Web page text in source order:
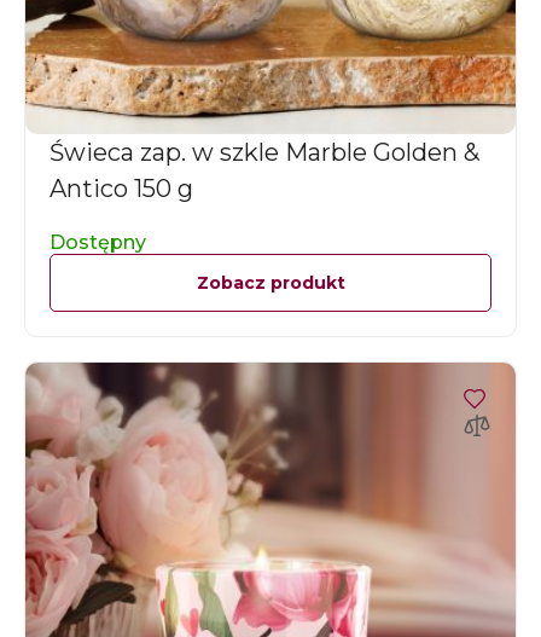
Świeca zap. w szkle Marble Golden &
Antico 150 g
Dostępny
Zobacz produkt